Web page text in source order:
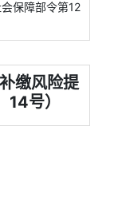
保障部令第12
缴风险提
号）